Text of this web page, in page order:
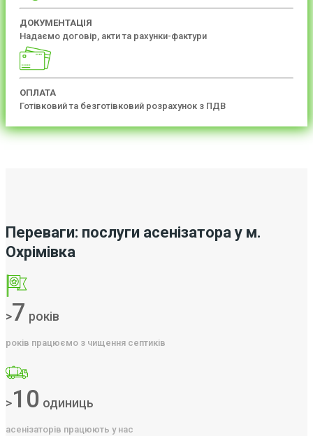
ДОКУМЕНТАЦІЯ
Надаємо договір, акти та рахунки-фактури
ОПЛАТА
Готівковий та безготівковий розрахунок з ПДВ
Переваги: послуги асенізатора у м.
Охрімівка
>7 років
років працюємо з чищення септиків
>10 одиниць
асенізаторів працюють у нас